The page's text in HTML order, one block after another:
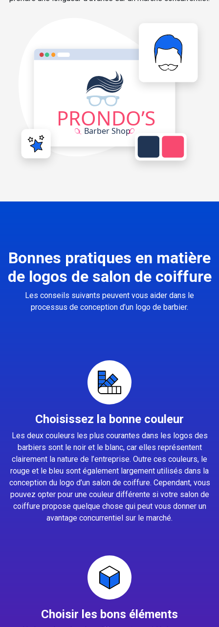
Bonnes pratiques en matière
de logos de salon de coiffure
Les conseils suivants peuvent vous aider dans le
processus de conception d’un logo de barbier.
Choisissez la bonne couleur
Les deux couleurs les plus courantes dans les logos des
barbiers sont le noir et le blanc, car elles représentent
clairement la nature de l’entreprise. Outre ces couleurs, le
rouge et le bleu sont également largement utilisés dans la
conception du logo d’un salon de coiffure. Cependant, vous
pouvez opter pour une couleur différente si votre salon de
coiffure propose quelque chose qui peut vous donner un
avantage concurrentiel sur le marché.
Choisir les bons éléments